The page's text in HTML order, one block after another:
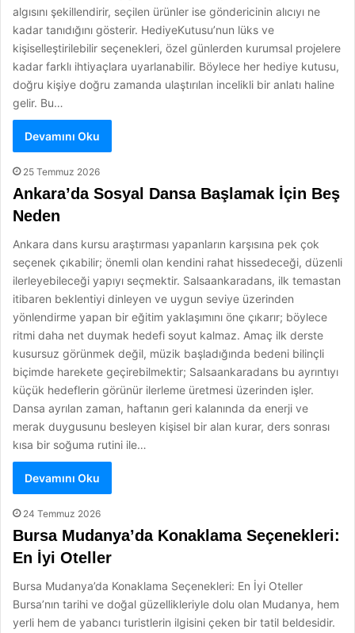
algısını şekillendirir, seçilen ürünler ise göndericinin alıcıyı ne
kadar tanıdığını gösterir. HediyeKutusu’nun lüks ve
kişiselleştirilebilir seçenekleri, özel günlerden kurumsal projelere
kadar farklı ihtiyaçlara uyarlanabilir. Böylece her hediye kutusu,
doğru kişiye doğru zamanda ulaştırılan incelikli bir anlatı haline
gelir. Bu…
Devamını Oku
25 Temmuz 2026
Ankara’da Sosyal Dansa Başlamak İçin Beş
Neden
Ankara dans kursu araştırması yapanların karşısına pek çok
seçenek çıkabilir; önemli olan kendini rahat hissedeceği, düzenli
ilerleyebileceği yapıyı seçmektir. Salsaankaradans, ilk temastan
itibaren beklentiyi dinleyen ve uygun seviye üzerinden
yönlendirme yapan bir eğitim yaklaşımını öne çıkarır; böylece
ritmi daha net duymak hedefi soyut kalmaz. Amaç ilk derste
kusursuz görünmek değil, müzik başladığında bedeni bilinçli
biçimde harekete geçirebilmektir; Salsaankaradans bu ayrıntıyı
küçük hedeflerin görünür ilerleme üretmesi üzerinden işler.
Dansa ayrılan zaman, haftanın geri kalanında da enerji ve
merak duygusunu besleyen kişisel bir alan kurar, ders sonrası
kısa bir soğuma rutini ile…
Devamını Oku
24 Temmuz 2026
Bursa Mudanya’da Konaklama Seçenekleri:
En İyi Oteller
Bursa Mudanya’da Konaklama Seçenekleri: En İyi Oteller
Bursa’nın tarihi ve doğal güzellikleriyle dolu olan Mudanya, hem
yerli hem de yabancı turistlerin ilgisini çeken bir tatil beldesidir.